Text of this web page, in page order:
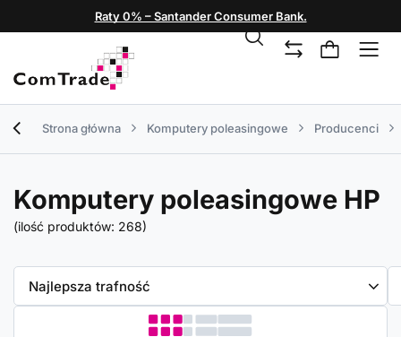
Raty 0% – Santander Consumer Bank.
Strona główna Komputery poleasingowe Producenci
Komputery poleasingowe HP
(ilość produktów: 268)
Zmień sortowanie
Najlepsza trafność